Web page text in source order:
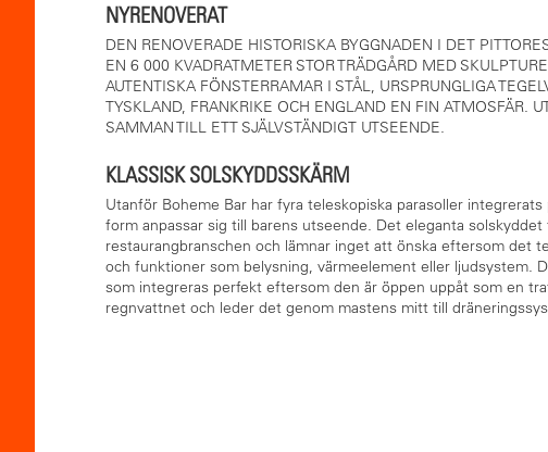
NYRENOVERAT
DEN RENOVERADE HISTORISKA BYGGNADEN I DET
EN 6 000 KVADRATMETER STOR TRÄDGÅRD MED
AUTENTISKA FÖNSTERRAMAR I STÅL, URSPRUNGLIGA
TYSKLAND, FRANKRIKE OCH ENGLAND EN FIN ATMOSFÄR.
SAMMAN TILL ETT SJÄLVSTÄNDIGT UTSEENDE.
KLASSISK SOLSKYDDSSKÄRM
Utanför Boheme Bar har fyra teleskopiska parasoller
form anpassar sig till barens utseende. Det eleganta
restaurangbranschen och lämnar inget att önska eftersom det
och funktioner som belysning, värmeelement eller ljudsystem.
som integreras perfekt eftersom den är öppen uppåt som en
regnvattnet och leder det genom mastens mitt till